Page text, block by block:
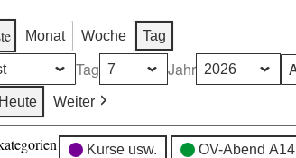
Monat Woche Tag
Tag Jahr
Heute Weiter
Kurse usw. OV-Abend A14